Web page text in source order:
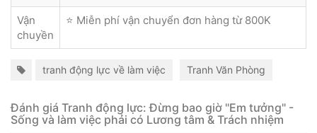
Vận
chuyền
⭐ Miễn phí vận chuyển đơn hàng từ 800K
tranh động lực về làm việc Tranh Văn Phòng
Đánh giá Tranh động lực: Đừng bao giờ "Em tưởng" -
Sống và làm việc phải có Lương tâm & Trách nhiệm